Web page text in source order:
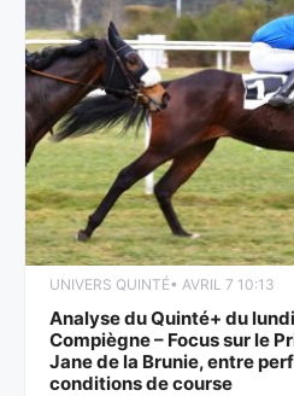
UNIVERS QUINTÉ• AVRIL 7 10:13
Analyse du Quinté+ du
Compiègne – Focus sur le
Jane de la Brunie, entre
conditions de course